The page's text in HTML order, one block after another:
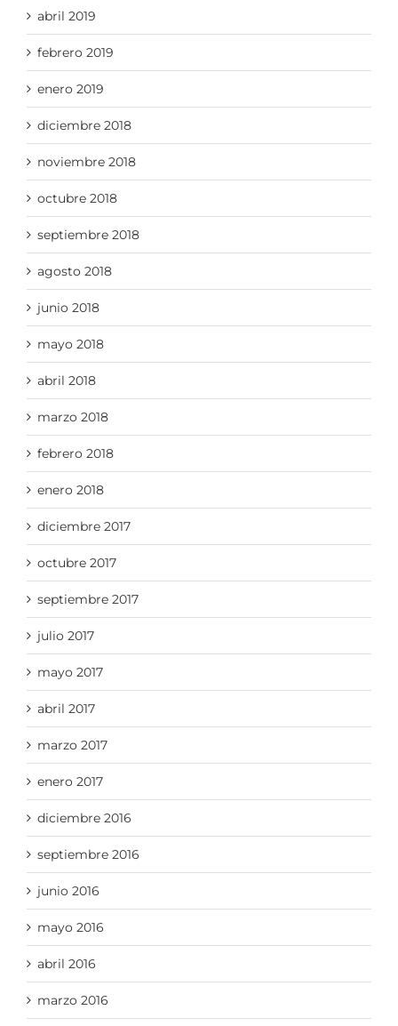
abril 2019
febrero 2019
enero 2019
diciembre 2018
noviembre 2018
octubre 2018
septiembre 2018
agosto 2018
junio 2018
mayo 2018
abril 2018
marzo 2018
febrero 2018
enero 2018
diciembre 2017
octubre 2017
septiembre 2017
julio 2017
mayo 2017
abril 2017
marzo 2017
enero 2017
diciembre 2016
septiembre 2016
junio 2016
mayo 2016
abril 2016
marzo 2016